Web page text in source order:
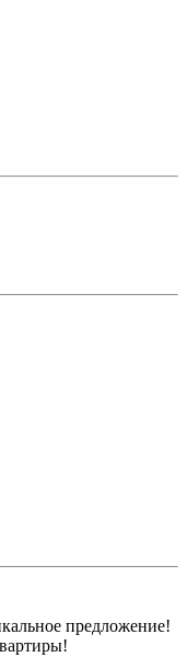
предложение!